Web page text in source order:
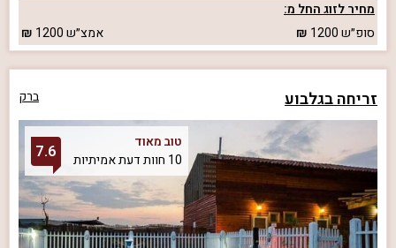
מחיר לזוג החל מ:
סופ״ש1200 אמצ״ש1200
זריחה בגלבוע ברק
טוב מאוד
10 חוות דעת אמיתיות
7.6